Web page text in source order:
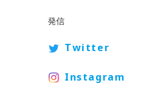
発信
Twitter
Instagram